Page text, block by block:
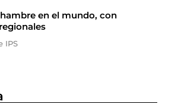
en el mundo, con
IPS